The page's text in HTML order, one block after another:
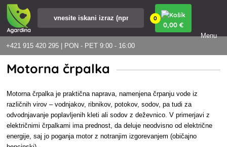
+421 915 420 295 | PON - PET 9:00 - 16:00
0
0,00 €
Menu
Motorna črpalka
Motorna črpalka je praktična naprava, namenjena črpanju vode iz
različnih virov – vodnjakov, ribnikov, potokov, sodov, pa tudi za
odvodnjavanje poplavljenih kleti ali sodov z deževnico. V primerjavi z
električnimi črpalkami ima prednost, da deluje neodvisno od električne
energije, saj jo poganja motor z notranjim izgorevanjem (običajno